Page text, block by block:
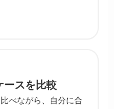
ースを比較
べながら、自分に合